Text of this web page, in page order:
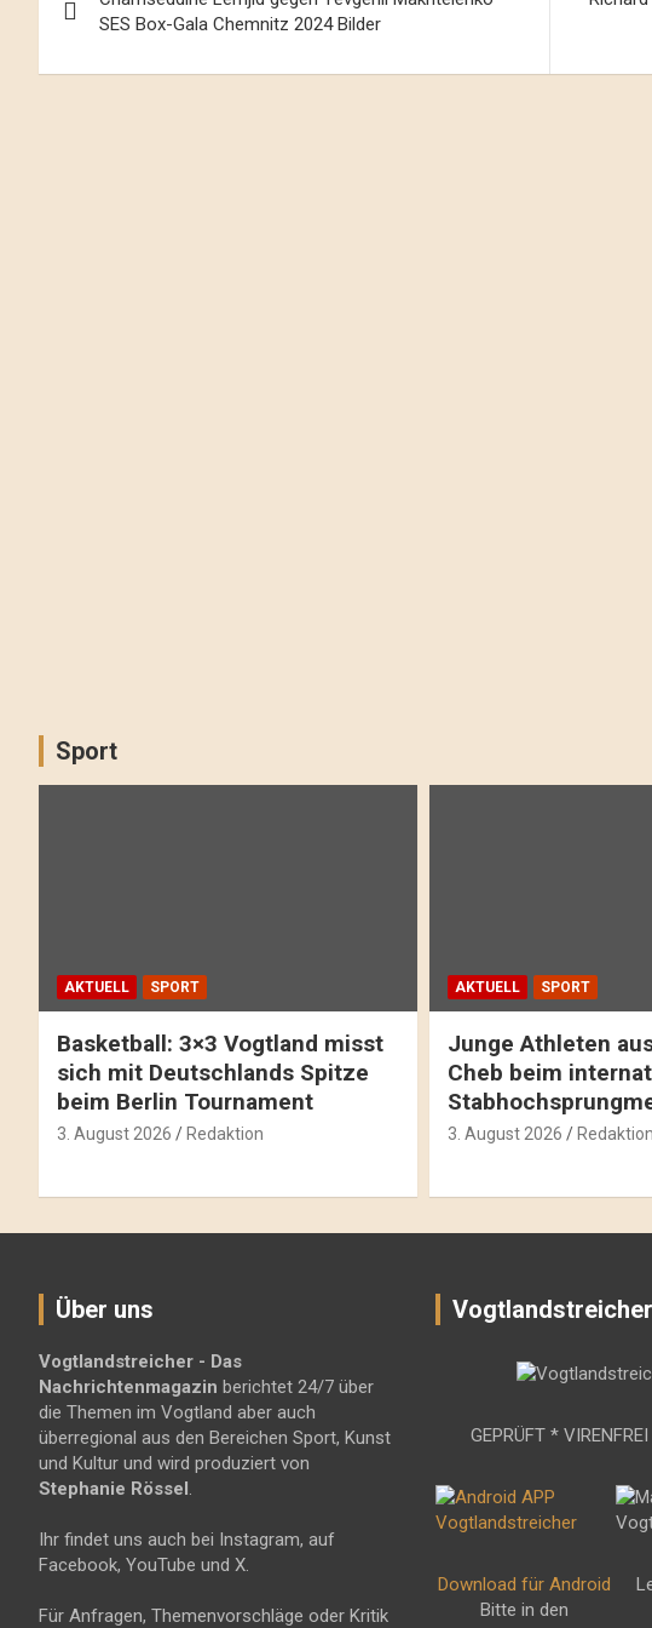
Navigation
SES Box-Gala Chemnitz 2024 Bilder
Sport
AKTUELL SPORT
Basketball: 3×3 Vogtland misst
sich mit Deutschlands Spitze
beim Berlin Tournament
3. August 2026 Redaktion
AKTUELL SPORT
Junge Athleten
Cheb beim
3. August 2026 Redaktion
Über uns
Vogtlandstreicher - Das
Nachrichtenmagazin berichtet 24/7 über
die Themen im Vogtland aber auch
überregional aus den Bereichen Sport, Kunst
und Kultur und wird produziert von
Stephanie Rössel.
Ihr findet uns auch bei Instagram, auf
Facebook, YouTube und X.
Für Anfragen, Themenvorschläge oder Kritik
GEPRÜFT *
Download für Android
Bitte in den